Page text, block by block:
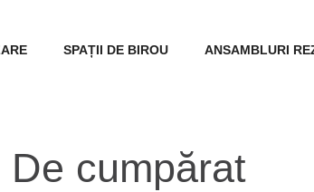
SPAȚII DE BIROU ANSAMBLURI
De cumpărat